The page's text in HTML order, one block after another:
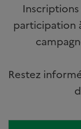
participation
Restez